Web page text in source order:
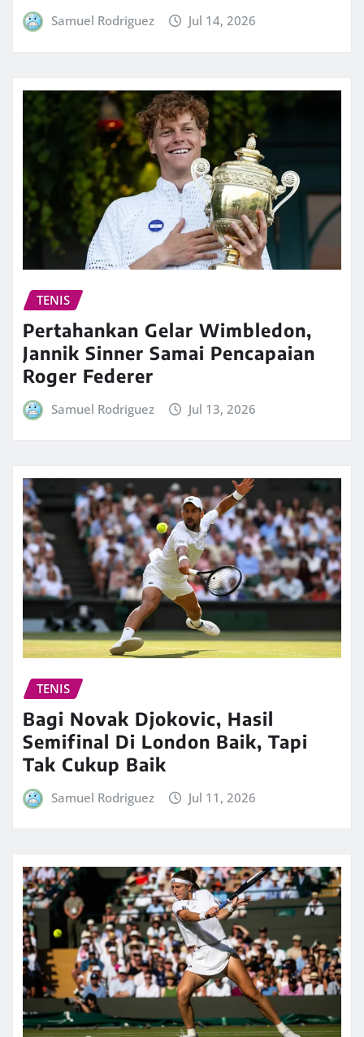
Samuel Rodriguez Jul 14, 2026
TENIS
Pertahankan Gelar Wimbledon,
Jannik Sinner Samai Pencapaian
Roger Federer
Samuel Rodriguez Jul 13, 2026
TENIS
Bagi Novak Djokovic, Hasil
Semifinal Di London Baik, Tapi
Tak Cukup Baik
Samuel Rodriguez Jul 11, 2026